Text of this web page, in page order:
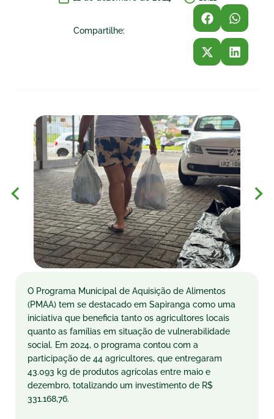
Compartilhe:
O Programa Municipal de Aquisição de Alimentos
(PMAA) tem se destacado em Sapiranga como uma
iniciativa que beneficia tanto os agricultores locais
quanto as famílias em situação de vulnerabilidade
social. Em 2024, o programa contou com a
participação de 44 agricultores, que entregaram
43.093 kg de produtos agrícolas entre maio e
dezembro, totalizando um investimento de R$
331.168,76.